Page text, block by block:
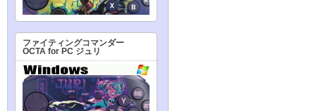
ファイティングコマンダー
OCTA for PC ジュリ